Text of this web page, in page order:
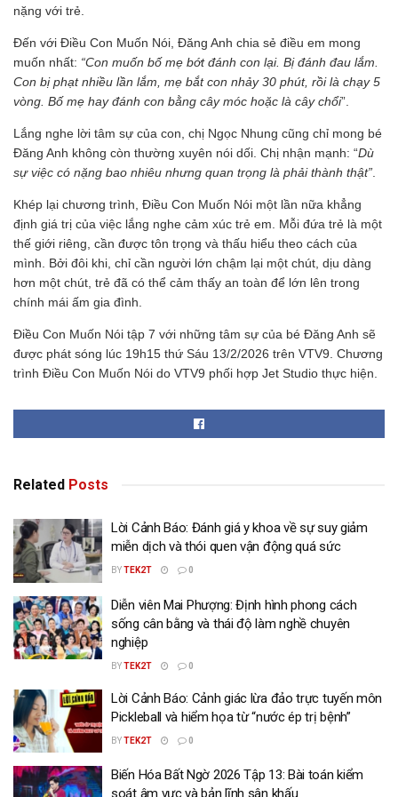
nặng với trẻ.
Đến với Điều Con Muốn Nói, Đăng Anh chia sẻ điều em mong
muốn nhất: “Con muốn bố mẹ bớt đánh con lại. Bị đánh đau lắm.
Con bị phạt nhiều lần lắm, mẹ bắt con nhảy 30 phút, rồi là chạy 5
vòng. Bố mẹ hay đánh con bằng cây móc hoặc là cây chổi”.
Lắng nghe lời tâm sự của con, chị Ngọc Nhung cũng chỉ mong bé
Đăng Anh không còn thường xuyên nói dối. Chị nhận mạnh: “Dù
sự việc có nặng bao nhiêu nhưng quan trọng là phải thành thật”
Khép lại chương trình, Điều Con Muốn Nói một lần nữa khẳng
định giá trị của việc lắng nghe cảm xúc trẻ em. Mỗi đứa trẻ là một
thế giới riêng, cần được tôn trọng và thấu hiểu theo cách của
mình. Bởi đôi khi, chỉ cần người lớn chậm lại một chút, dịu dàng
hơn một chút, trẻ đã có thể cảm thấy an toàn để lớn lên trong
chính mái ấm gia đình.
Điều Con Muốn Nói tập 7 với những tâm sự của bé Đăng Anh sẽ
được phát sóng lúc 19h15 thứ Sáu 13/2/2026 trên VTV9. Chương
trình Điều Con Muốn Nói do VTV9 phối hợp Jet Studio thực hiện.
Related Posts
Lời Cảnh Báo: Đánh giá y khoa về sự suy giảm
miễn dịch và thói quen vận động quá sức
BYTEK2T 0
Diễn viên Mai Phượng: Định hình phong cách
sống cân bằng và thái độ làm nghề chuyên
nghiệp
BYTEK2T 0
Lời Cảnh Báo: Cảnh giác lừa đảo trực tuyến môn
Pickleball và hiểm họa từ “nước ép trị bệnh”
BYTEK2T 0
Biến Hóa Bất Ngờ 2026 Tập 13: Bài toán kiểm
soát âm vực và bản lĩnh sân khấu